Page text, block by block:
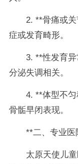
2. **骨痛或
症或发育畸形。
3. **性发育
分泌失调相关。
4. **体型不
骨骺早闭表现。
**二、专业医
太原天使儿